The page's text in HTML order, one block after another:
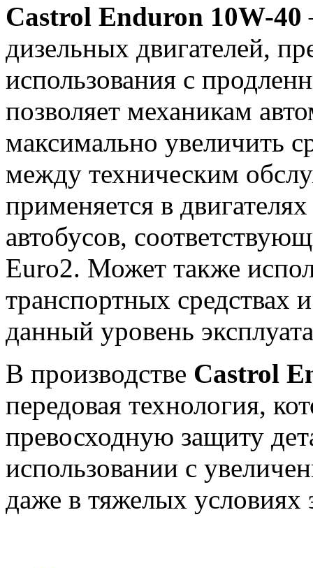
Castrol Enduron 10W-40
дизельных двигателей,
использования с
позволяет механикам
максимально увеличить
между техническим
применяется в
автобусов,
Euro2. Может также
транспортных
данный уровень
В производстве Castrol
передовая технология,
превосходную защиту
использовании с
даже в тяжелых условиях